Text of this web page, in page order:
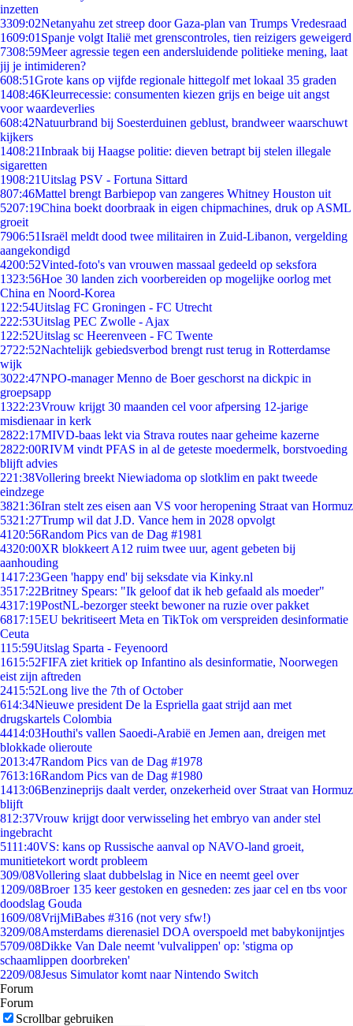
inzetten
3309:02Netanyahu zet streep door Gaza-plan van Trumps Vredesraad
1609:01 Spanje volgt Italië met grenscontroles, tien reizigers geweigerd
7308:59Meer agressie tegen een andersluidende politieke mening, laat
jij je intimideren?
608:51Grote kans op vijfde regionale hittegolf met lokaal 35 graden
1408:46Kleurrecessie: consumenten kiezen grijs en beige uit angst
voor waardeverlies
608:42Natuurbrand bij Soesterduinen geblust, brandweer waarschuwt
kijkers
1408:21Inbraak bij Haagse politie: dieven betrapt bij stelen illegale
sigaretten
1908:21Uitslag PSV - Fortuna Sittard
807:46Mattel brengt Barbiepop van zangeres Whitney Houston uit
5207:19China boekt doorbraak in eigen chipmachines, druk op ASML
groeit
7906:51Israël meldt dood twee militairen in Zuid-Libanon, vergelding
aangekondigd
4200:52Vinted-foto's van vrouwen massaal gedeeld op seksfora
1323:56Hoe 30 landen zich voorbereiden op mogelijke oorlog met
China en Noord-Korea
1 22:54Uitslag FC Groningen - FC Utrecht
222:53Uitslag PEC Zwolle - Ajax
1 22:52Uitslag sc Heerenveen - FC Twente
2722:52Nachtelijk gebiedsverbod brengt rust terug in Rotterdamse
wijk
3022:47NPO-manager Menno de Boer geschorst na dickpic in
groepsapp
1322:23Vrouw krijgt 30 maanden cel voor afpersing 12-jarige
misdienaar in kerk
2822:17MIVD-baas lekt via Strava routes naar geheime kazerne
2822:00RIVM vindt PFAS in al de geteste moedermelk, borstvoeding
blijft advies
221:38Vollering breekt Niewiadoma op slotklim en pakt tweede
eindzege
3821:36Iran stelt zes eisen aan VS voor heropening Straat van Hormuz
5321:27Trump wil dat J.D. Vance hem in 2028 opvolgt
41 20:56Random Pics van de Dag #1981
4320:00XR blokkeert A12 ruim twee uur, agent gebeten bij
aanhouding
1417:23Geen 'happy end' bij seksdate via Kinky.nl
3517:22Britney Spears: "Ik geloof dat ik heb gefaald als moeder"
4317:19PostNL-bezorger steekt bewoner na ruzie over pakket
6817:15EU bekritiseert Meta en TikTok om verspreiden desinformatie
Ceuta
115:59Uitslag Sparta - Feyenoord
1615:52FIFA ziet kritiek op Infantino als desinformatie, Noorwegen
eist zijn aftreden
2415:52Long live the 7th of October
614:34Nieuwe president De la Espriella gaat strijd aan met
drugskartels Colombia
4414:03Houthi's vallen Saoedi-Arabië en Jemen aan, dreigen met
blokkade olieroute
2013:47Random Pics van de Dag #1978
7613:16Random Pics van de Dag #1980
1413:06Benzineprijs daalt verder, onzekerheid over Straat van Hormuz
blijft
812:37Vrouw krijgt door verwisseling het embryo van ander stel
ingebracht
5111:40VS: kans op Russische aanval op NAVO-land groeit,
munitietekort wordt probleem
309/08Vollering slaat dubbelslag in Nice en neemt geel over
1209/08Broer 135 keer gestoken en gesneden: zes jaar cel en tbs voor
doodslag Gouda
1609/08VrijMiBabes #316 (not very sfw!)
3209/08Amsterdams dierenasiel DOA overspoeld met babykonijntjes
5709/08Dikke Van Dale neemt 'vulvalippen' op: 'stigma op
schaamlippen doorbreken'
2209/08Jesus Simulator komt naar Nintendo Switch
Forum
Forum
Scrollbar gebruiken